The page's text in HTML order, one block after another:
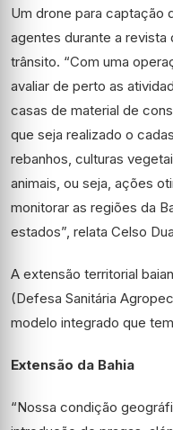
Um drone para captação
agentes durante a revista
trânsito. “Com uma
avaliar de perto as
casas de material de
que seja realizado o
rebanhos, culturas
animais, ou seja, ações
monitorar as regiões da
estados”, relata Celso
A extensão territorial
(Defesa Sanitária
modelo integrado que
Extensão da Bahia
“Nossa condição